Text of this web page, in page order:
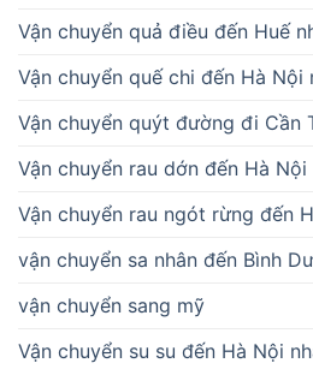
Vận chuyển quả điều đến Huế
Vận chuyển quế chi đến Hà Nội
Vận chuyển quýt đường đi Cần
Vận chuyển rau dớn đến Hà Nội
Vận chuyển rau ngót rừng đến
vận chuyển sa nhân đến Bình
vận chuyển sang mỹ
Vận chuyển su su đến Hà Nội